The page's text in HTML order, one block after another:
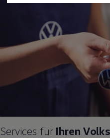
myVolkswagen
Software Updates
Service und
Inspektion
Reparaturen
Motorenöl
Räder und
Pannen- und
Zubehör
Schutz und
Services für Ihren